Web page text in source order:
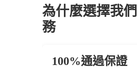
為什麼選擇我
務
100%通過保證